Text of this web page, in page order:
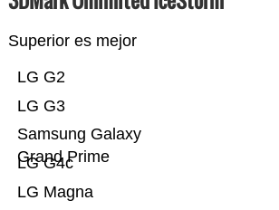
Superior es mejor
LG Magna
LG G4c
Samsung Galaxy
Grand Prime
LG G3
LG G2